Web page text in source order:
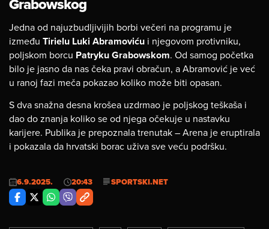
Jedna od najuzbudljivijih borbi večeri na programu je
između Tirielu Luki Abramoviću i njegovom protivniku,
poljskom borcu Patryku Grabowskom. Od samog početka
bilo je jasno da nas čeka pravi obračun, a Abramović je već
u ranoj fazi meča pokazao koliko može biti opasan.
S dva snažna desna krošea uzdrmao je poljskog teškaša i
dao do znanja koliko se od njega očekuje u nastavku
karijere. Publika je prepoznala trenutak – Arena je eruptirala
i pokazala da hrvatski borac uživa sve veću podršku.
6.9.2025. 20:43 SPORTSKI.NET